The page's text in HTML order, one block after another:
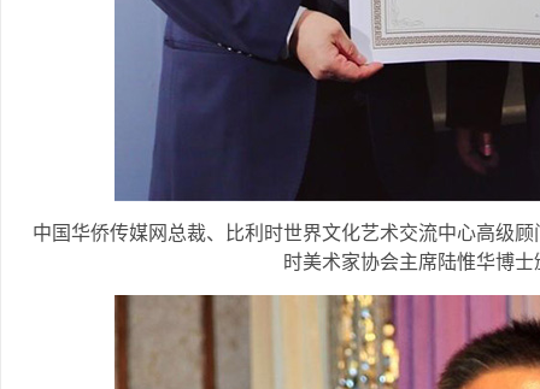
中国华侨传媒网总裁、比利时世界文化艺术交流中心高级
时美术家协会主席陆惟华博